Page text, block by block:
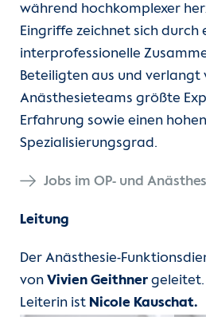
während hochkomplexer
Eingriffe zeichnet sich durch
interprofessionelle
Beteiligten aus und verlangt
Anästhesieteams größte
Erfahrung sowie einen hohen
Spezialisierungsgrad.
Jobs im OP- und
Leitung
Der Anästhesie-
von Vivien Geithner
Leiterin ist Nicole Kauschat.